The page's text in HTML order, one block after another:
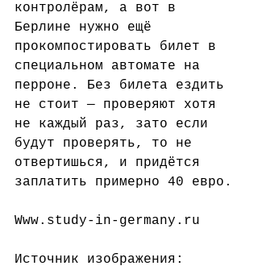
контролёрам, а вот в
Берлине нужно ещё
прокомпостировать билет в
специальном автомате на
перроне. Без билета ездить
не стоит — проверяют хотя
не каждый раз, зато если
будут проверять, то не
отвертишься, и придётся
заплатить примерно 40 евро.
Www.study-in-germany.ru
Источник изображения: